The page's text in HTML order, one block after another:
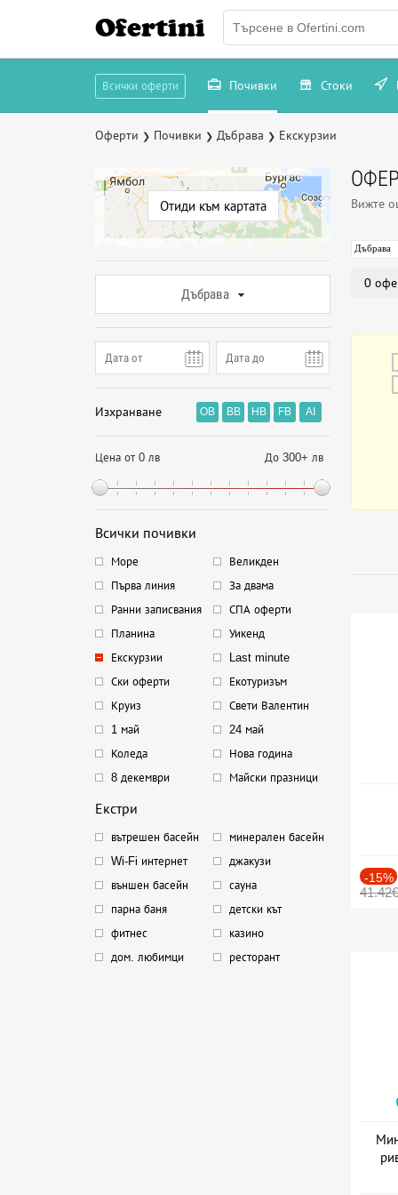
Ofertini
Всички оферти Почивки Стоки
Оферти ❯ Почивки ❯ Дъбрава ❯ Екскурзии
Отиди към картата
Дъбрава
Изхранване OB BB HB FB AI
Цена от 0 лв До 300+ лв
Всички почивки
Море
Великден
Първа линия
За двама
Ранни записвания
СПА оферти
Планина
Уикенд
Екскурзии
Last minute
Ски оферти
Екотуризъм
Круиз
Свети Валентин
1 май
24 май
Коледа
Нова година
8 декември
Майски празници
Екстри
вътрешен басейн
минерален басейн
Wi-Fi интернет
джакузи
външен басейн
сауна
парна баня
детски кът
фитнес
казино
дом. любимци
ресторант
Вижте
Дъбрава
0
-15%
41.42€